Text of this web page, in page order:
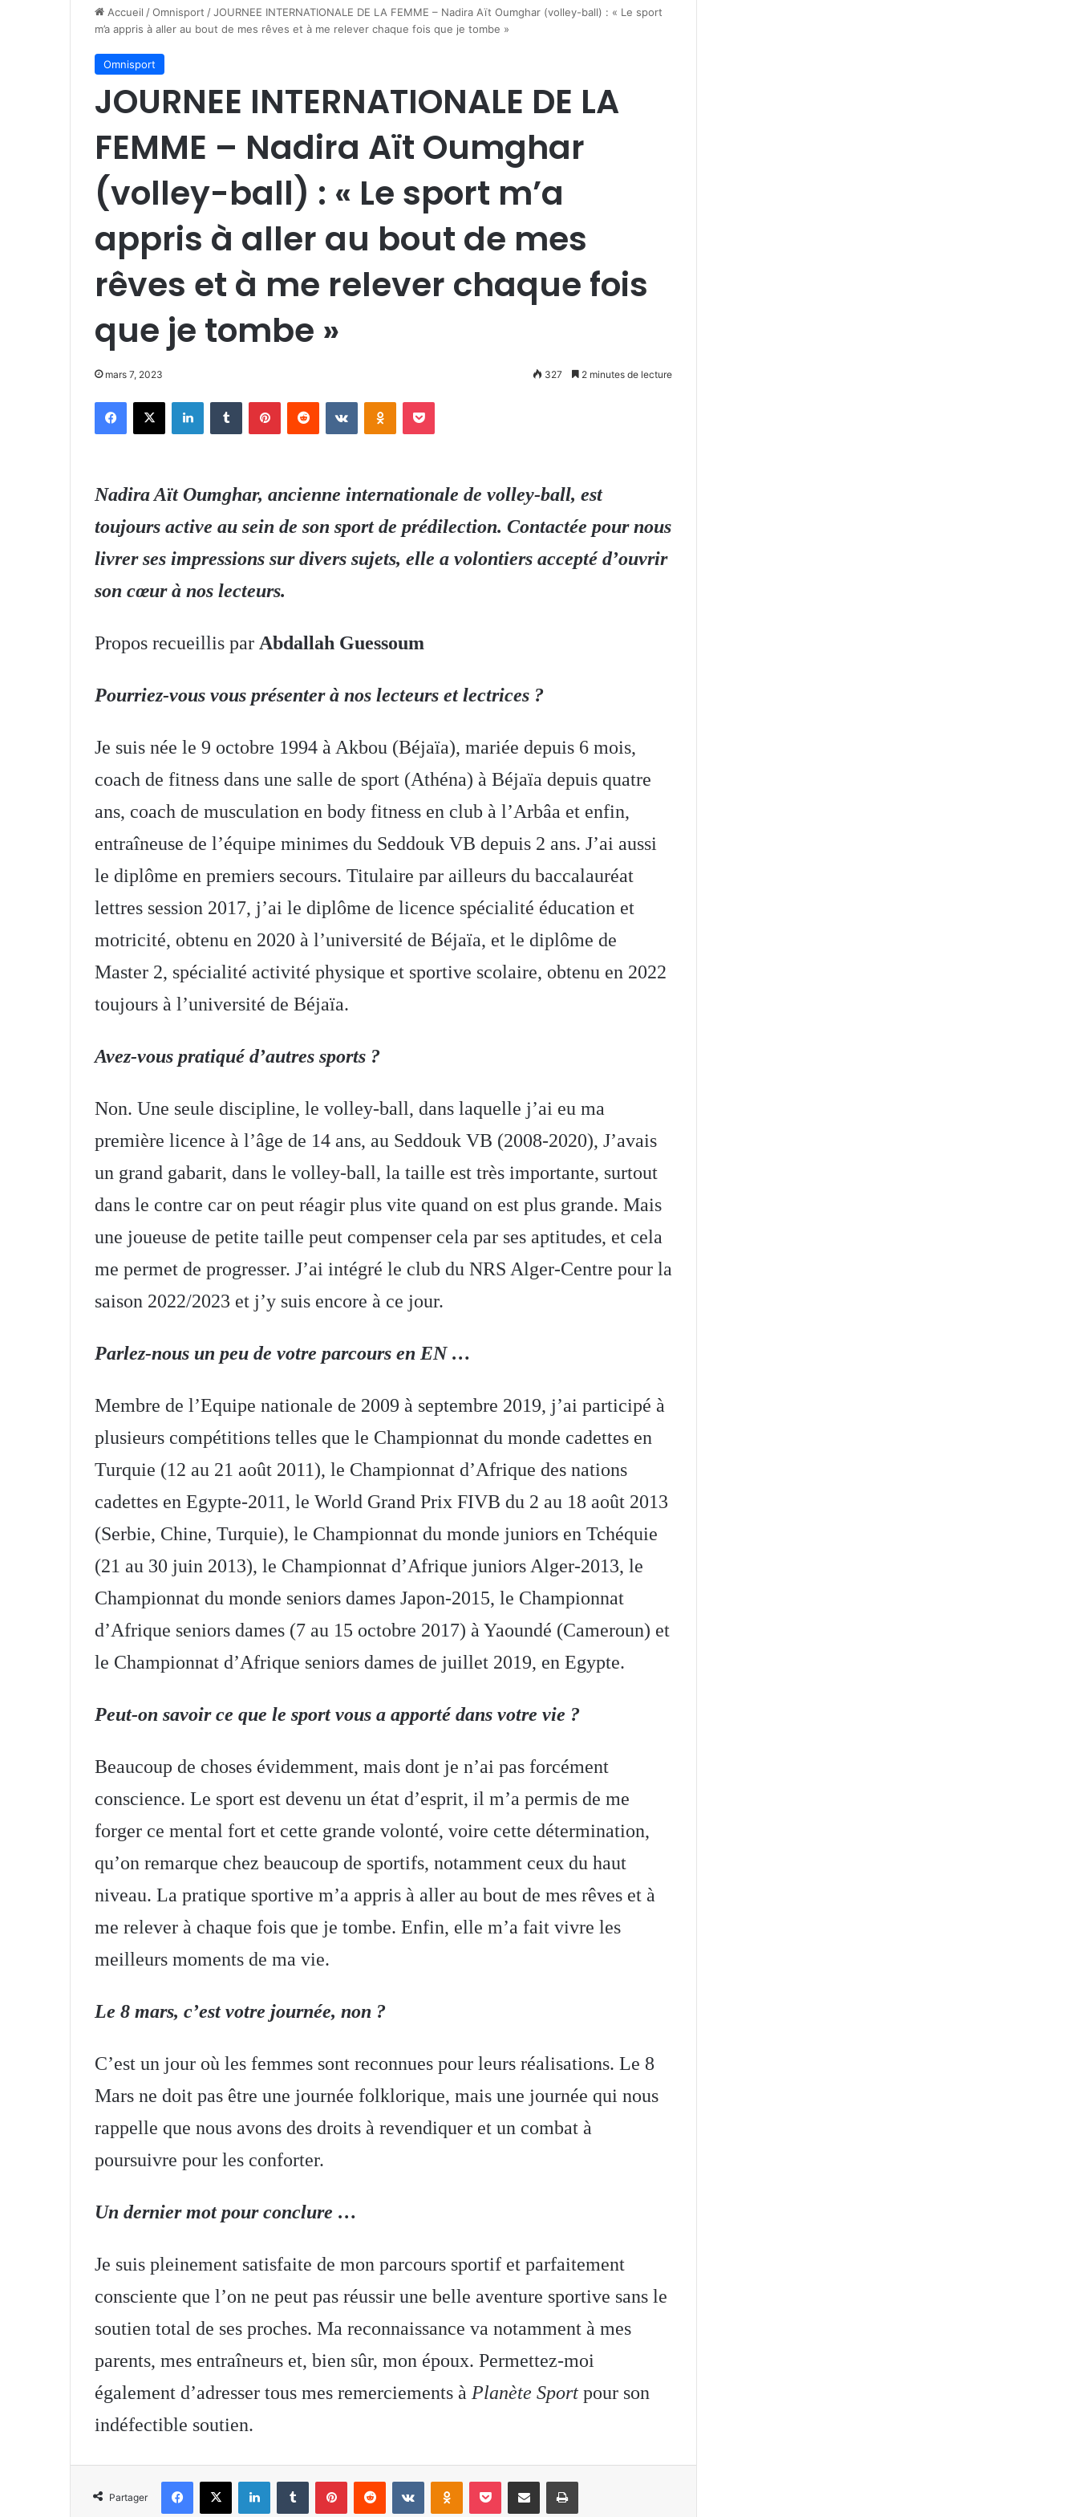
Accueil /Omnisport /JOURNEE INTERNATIONALE DE LA FEMME – Nadira Aït Oumghar (volley-ball) : « Le sport
m’a appris à aller au bout de mes rêves et à me relever chaque fois que je tombe »
Omnisport
JOURNEE INTERNATIONALE DE LA
FEMME – Nadira Aït Oumghar
(volley-ball) : « Le sport m’a
appris à aller au bout de mes
rêves et à me relever chaque fois
que je tombe »
mars 7, 2023 327 2 minutes de lecture
Facebook
X LinkedinTumblr PinterestReddit VKontakteOdnoklassniki
Pocket
Nadira Aït Oumghar, ancienne internationale de volley-ball, est
toujours active au sein de son sport de prédilection. Contactée pour nous
livrer ses impressions sur divers sujets, elle a volontiers accepté d’ouvrir
son cœur à nos lecteurs.
Propos recueillis par Abdallah Guessoum
Pourriez-vous vous présenter à nos lecteurs et lectrices ?
Je suis née le 9 octobre 1994 à Akbou (Béjaïa), mariée depuis 6 mois,
coach de fitness dans une salle de sport (Athéna) à Béjaïa depuis quatre
ans, coach de musculation en body fitness en club à l’Arbâa et enfin,
entraîneuse de l’équipe minimes du Seddouk VB depuis 2 ans. J’ai aussi
le diplôme en premiers secours. Titulaire par ailleurs du baccalauréat
lettres session 2017, j’ai le diplôme de licence spécialité éducation et
motricité, obtenu en 2020 à l’université de Béjaïa, et le diplôme de
Master 2, spécialité activité physique et sportive scolaire, obtenu en 2022
toujours à l’université de Béjaïa.
Avez-vous pratiqué d’autres sports ?
Non. Une seule discipline, le volley-ball, dans laquelle j’ai eu ma
première licence à l’âge de 14 ans, au Seddouk VB (2008-2020), J’avais
un grand gabarit, dans le volley-ball, la taille est très importante, surtout
dans le contre car on peut réagir plus vite quand on est plus grande. Mais
une joueuse de petite taille peut compenser cela par ses aptitudes, et cela
me permet de progresser. J’ai intégré le club du NRS Alger-Centre pour la
saison 2022/2023 et j’y suis encore à ce jour.
Parlez-nous un peu de votre parcours en EN …
Membre de l’Equipe nationale de 2009 à septembre 2019, j’ai participé à
plusieurs compétitions telles que le Championnat du monde cadettes en
Turquie (12 au 21 août 2011), le Championnat d’Afrique des nations
cadettes en Egypte-2011, le World Grand Prix FIVB du 2 au 18 août 2013
(Serbie, Chine, Turquie), le Championnat du monde juniors en Tchéquie
(21 au 30 juin 2013), le Championnat d’Afrique juniors Alger-2013, le
Championnat du monde seniors dames Japon-2015, le Championnat
d’Afrique seniors dames (7 au 15 octobre 2017) à Yaoundé (Cameroun) et
le Championnat d’Afrique seniors dames de juillet 2019, en Egypte.
Peut-on savoir ce que le sport vous a apporté dans votre vie ?
Beaucoup de choses évidemment, mais dont je n’ai pas forcément
conscience. Le sport est devenu un état d’esprit, il m’a permis de me
forger ce mental fort et cette grande volonté, voire cette détermination,
qu’on remarque chez beaucoup de sportifs, notamment ceux du haut
niveau. La pratique sportive m’a appris à aller au bout de mes rêves et à
me relever à chaque fois que je tombe. Enfin, elle m’a fait vivre les
meilleurs moments de ma vie.
Le 8 mars, c’est votre journée, non ?
C’est un jour où les femmes sont reconnues pour leurs réalisations. Le 8
Mars ne doit pas être une journée folklorique, mais une journée qui nous
rappelle que nous avons des droits à revendiquer et un combat à
poursuivre pour les conforter.
Un dernier mot pour conclure …
Je suis pleinement satisfaite de mon parcours sportif et parfaitement
consciente que l’on ne peut pas réussir une belle aventure sportive sans le
soutien total de ses proches. Ma reconnaissance va notamment à mes
parents, mes entraîneurs et, bien sûr, mon époux. Permettez-moi
également d’adresser tous mes remerciements à Planète Sport pour son
indéfectible soutien.
Partager
Facebook
X LinkedinTumblr PinterestReddit VKontakteOdnoklassniki
Pocket Partager par email Imprimer